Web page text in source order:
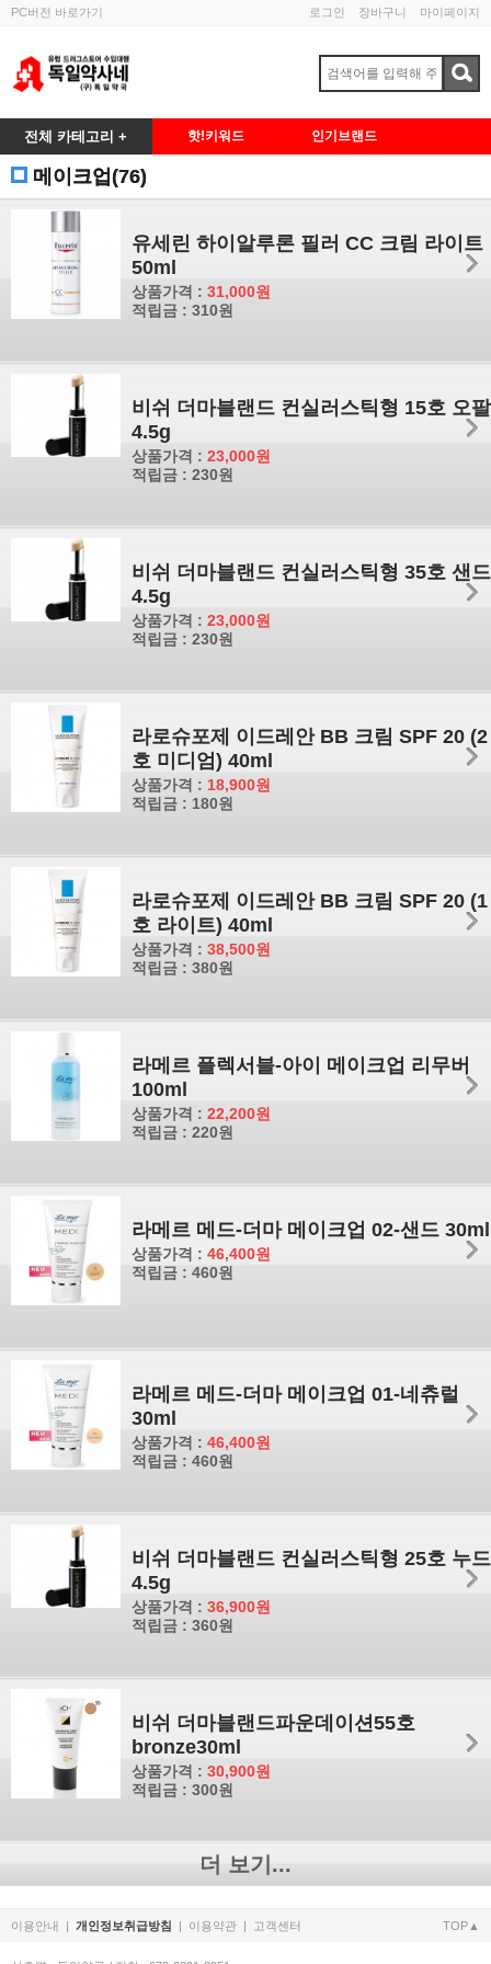
PC버전 바로가기 로그인 장바구니 마이페이지
전체 카테고리 + 핫!키워드 인기브랜드
메이크업(76)
유세린 하이알루론 필러 CC 크림 라이트
50ml
상품가격 : 31,000원
적립금 : 310원
비쉬 더마블랜드 컨실러스틱형 15호 오팔
4.5g
상품가격 : 23,000원
적립금 : 230원
비쉬 더마블랜드 컨실러스틱형 35호 샌드
4.5g
상품가격 : 23,000원
적립금 : 230원
라로슈포제 이드레안 BB 크림 SPF 20 (2
호 미디엄) 40ml
상품가격 : 18,900원
적립금 : 180원
라로슈포제 이드레안 BB 크림 SPF 20 (1
호 라이트) 40ml
상품가격 : 38,500원
적립금 : 380원
라메르 플렉서블-아이 메이크업 리무버
100ml
상품가격 : 22,200원
적립금 : 220원
라메르 메드-더마 메이크업 02-샌드 30ml
상품가격 : 46,400원
적립금 : 460원
라메르 메드-더마 메이크업 01-네츄럴
30ml
상품가격 : 46,400원
적립금 : 460원
비쉬 더마블랜드 컨실러스틱형 25호 누드
4.5g
상품가격 : 36,900원
적립금 : 360원
비쉬 더마블랜드파운데이션55호
bronze30ml
상품가격 : 30,900원
적립금 : 300원
더 보기...
이용안내 | 개인정보취급방침 | 이용약관 | 고객센터 TOP▲